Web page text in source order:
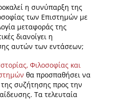
η συνύπαρξη της
των Επιστημών με
μεταφοράς της
διανοίγει η
αυτών των εντάσεων;
Φιλοσοφίας και
θα προσπαθήσει να
συζήτησης προς την
Τα τελευταία